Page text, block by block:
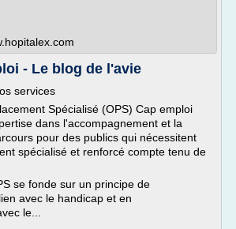
- Le blog de l'avie
services
Spécialisé (OPS) Cap emploi
dans l'accompagnement et la
pour des publics qui nécessitent
spécialisé et renforcé compte tenu de
se fonde sur un principe de
avec le handicap et en
le...